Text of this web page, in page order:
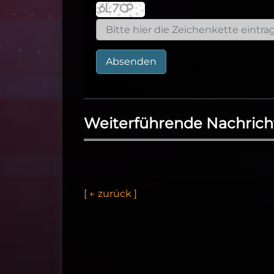
Absenden
Weiterführende
[ ← zurück ]